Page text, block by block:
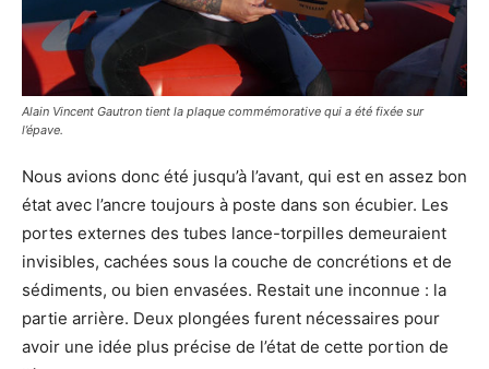
Alain Vincent Gautron tient la plaque commémorative qui a été fixée sur
l’épave.
Nous avions donc été jusqu’à l’avant, qui est en assez bon
état avec l’ancre toujours à poste dans son écubier. Les
portes externes des tubes lance-torpilles demeuraient
invisibles, cachées sous la couche de concrétions et de
sédiments, ou bien envasées. Restait une inconnue : la
partie arrière. Deux plongées furent nécessaires pour
avoir une idée plus précise de l’état de cette portion de